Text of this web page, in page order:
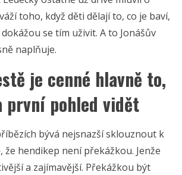
toho, když děti dělají to, co je baví,
se tím uživit. A to Jonášův
naplňuje.
je cenné hlavně to,
první pohled vidět
bývá nejsnazší sklouznout k
že hendikep není překážkou. Jenže
a zajímavější. Překážkou být